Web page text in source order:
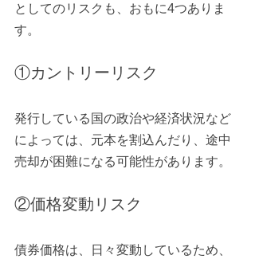
としてのリスクも、おもに4つありま
す。
①カントリーリスク
発行している国の政治や経済状況など
によっては、元本を割込んだり、途中
売却が困難になる可能性があります。
②価格変動リスク
債券価格は、日々変動しているため、